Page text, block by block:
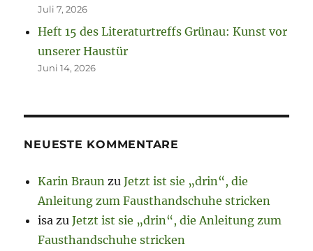
Juli 7, 2026
Heft 15 des Literaturtreffs Grünau: Kunst vor
unserer Haustür
Juni 14, 2026
NEUESTE KOMMENTARE
Karin Braun zuJetzt ist sie „drin“, die
Anleitung zum Fausthandschuhe stricken
isa zuJetzt ist sie „drin“, die Anleitung zum
Fausthandschuhe stricken